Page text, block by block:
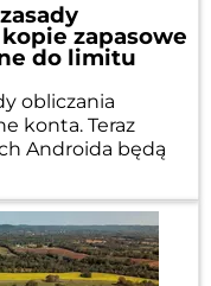
zapasowe
do limitu
obliczania
konta. Teraz
Androida będą